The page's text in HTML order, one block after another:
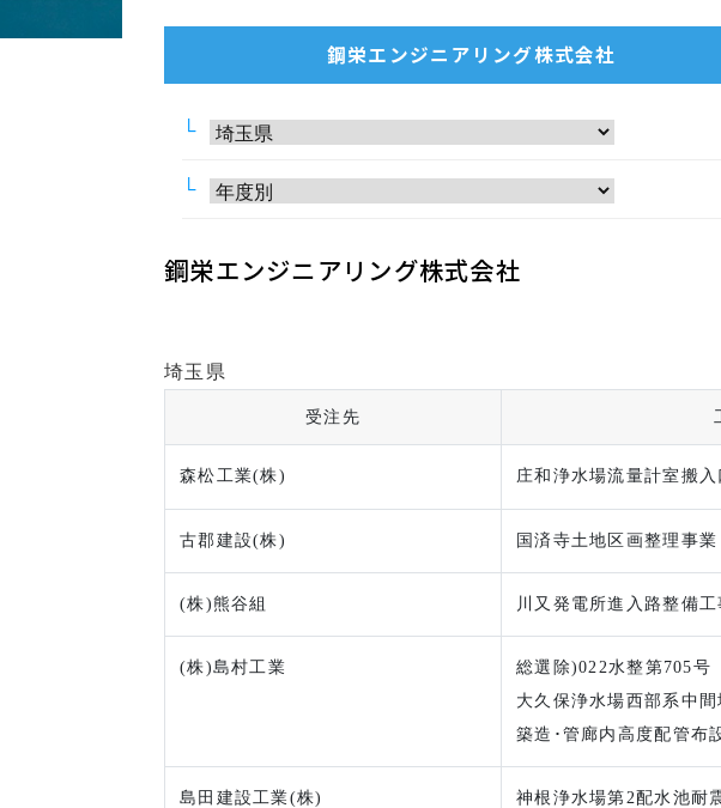
鋼栄エンジニアリング株式会社
鋼栄エンジニアリング株式会社
埼玉県
受注先
森松工業(株) 庄和浄水場流量計室搬入
古郡建設(株) 国済寺土地区画整理事
(株)熊谷組 川又発電所進入路整備工
(株)島村工業
総選除)022水整第705号
大久保浄水場西部系中
築造･管廊内高度配管布
島田建設工業(株) 神根浄水場第2配水池耐